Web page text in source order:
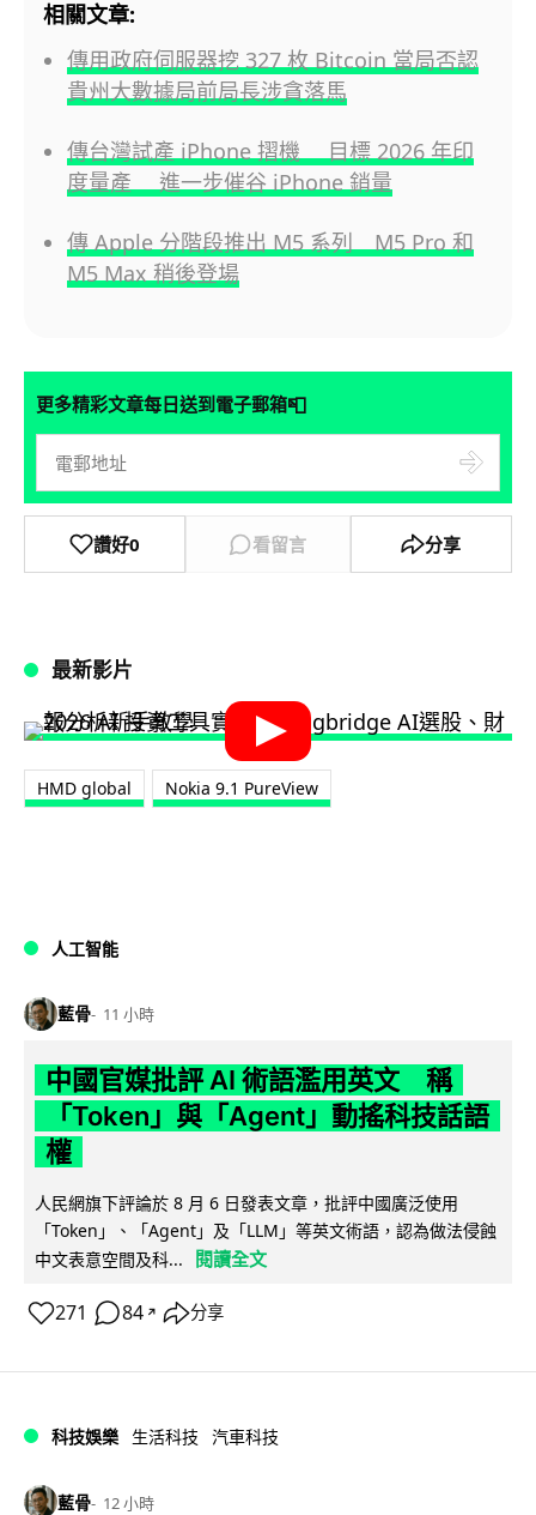
相關文章:
傳用政府伺服器挖 327 枚 Bitcoin 當局否認
貴州大數據局前局長涉貪落馬
傳台灣試產 iPhone 摺機 目標 2026 年印
度量產 進一步催谷 iPhone 銷量
傳 Apple 分階段推出 M5 系列 M5 Pro 和
M5 Max 稍後登場
更多精彩文章每日送到電子郵箱📮
讚好0 看留言 分享
最新影片
HMD global Nokia 9.1 PureView
人工智能
藍骨 11 小時
中國官媒批評 AI 術語濫用英文 稱
「Token」與「Agent」動搖科技話語
權
人民網旗下評論於 8 月 6 日發表文章，批評中國廣泛使用
「Token」、「Agent」及「LLM」等英文術語，認為做法侵蝕
中文表意空間及科...
閱讀全文
271 84 ↗ 分享
科技娛樂 生活科技 汽車科技
藍骨 12 小時